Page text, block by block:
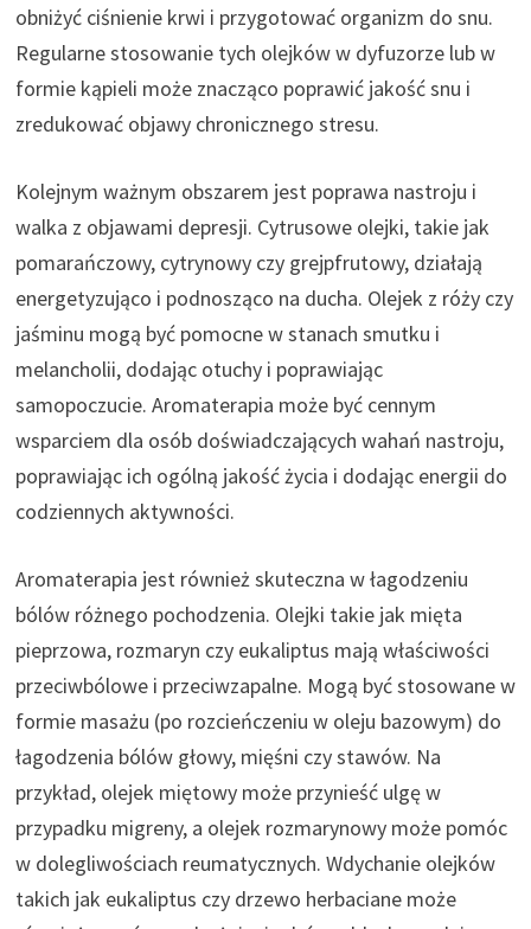
obniżyć ciśnienie krwi i przygotować organizm do snu.
Regularne stosowanie tych olejków w dyfuzorze lub w
formie kąpieli może znacząco poprawić jakość snu i
zredukować objawy chronicznego stresu.
Kolejnym ważnym obszarem jest poprawa nastroju i
walka z objawami depresji. Cytrusowe olejki, takie jak
pomarańczowy, cytrynowy czy grejpfrutowy, działają
energetyzująco i podnosząco na ducha. Olejek z róży czy
jaśminu mogą być pomocne w stanach smutku i
melancholii, dodając otuchy i poprawiając
samopoczucie. Aromaterapia może być cennym
wsparciem dla osób doświadczających wahań nastroju,
poprawiając ich ogólną jakość życia i dodając energii do
codziennych aktywności.
Aromaterapia jest również skuteczna w łagodzeniu
bólów różnego pochodzenia. Olejki takie jak mięta
pieprzowa, rozmaryn czy eukaliptus mają właściwości
przeciwbólowe i przeciwzapalne. Mogą być stosowane w
formie masażu (po rozcieńczeniu w oleju bazowym) do
łagodzenia bólów głowy, mięśni czy stawów. Na
przykład, olejek miętowy może przynieść ulgę w
przypadku migreny, a olejek rozmarynowy może pomóc
w dolegliwościach reumatycznych. Wdychanie olejków
takich jak eukaliptus czy drzewo herbaciane może